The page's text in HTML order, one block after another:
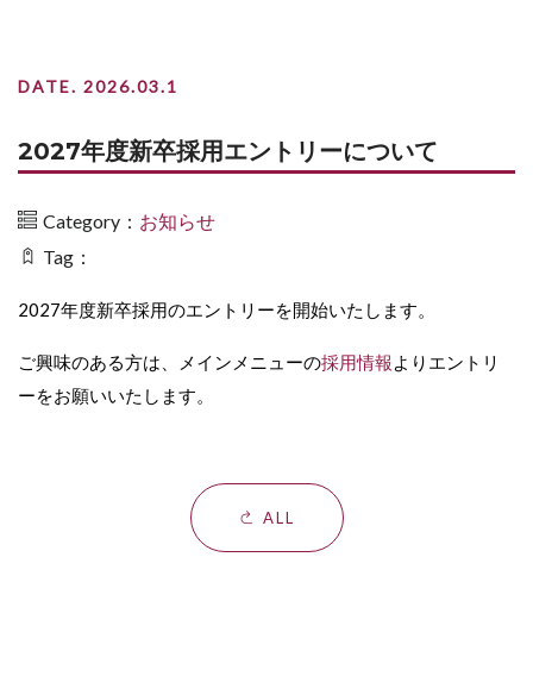
DATE. 2026.03.1
2027年度新卒採用エントリーについて
Category： お知らせ
Tag：
2027年度新卒採用のエントリーを開始いたします。
ご興味のある方は、メインメニューの採用情報よりエントリ
ーをお願いいたします。
ALL